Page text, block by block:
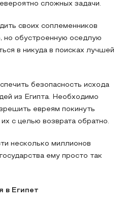
сложных задачи.
своих соплеменников
но обустроенную оседлую
в никуда в поисках лучшей
безопасность исхода
из Египта. Необходимо
евреям покинуть
с целью возврата обратно.
несколько миллионов
ему просто так
в Египет